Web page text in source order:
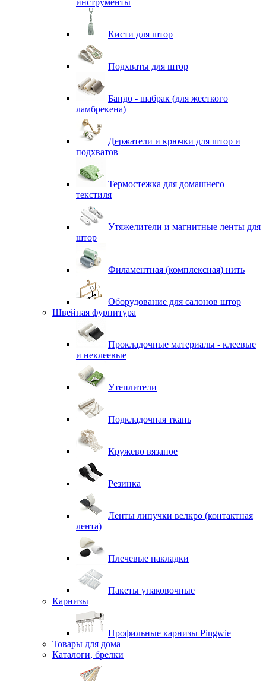
инструменты
Кисти для штор
Подхваты для штор
Бандо - шабрак (для жесткого
ламбрекена)
Держатели и крючки для штор и
подхватов
Термостежка для домашнего
текстиля
Утяжелители и магнитные ленты для
штор
Филаментная (комплексная) нить
Оборудование для салонов штор
Швейная фурнитура
Прокладочные материалы - клеевые
и неклеевые
Утеплители
Подкладочная ткань
Кружево вязаное
Резинка
Ленты липучки велкро (контактная
лента)
Плечевые накладки
Пакеты упаковочные
Карнизы
Профильные карнизы Pingwie
Товары для дома
Каталоги, брелки